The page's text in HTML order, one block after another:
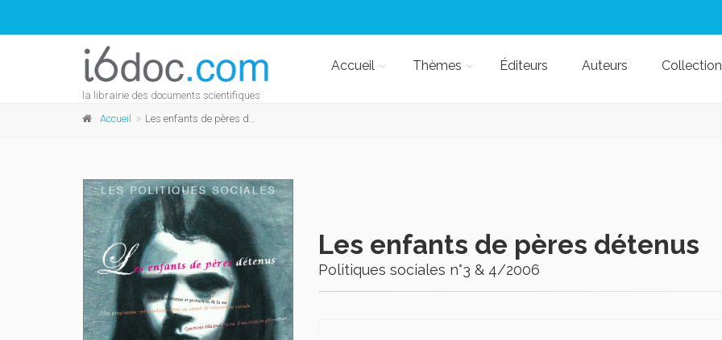
la librairie des documents scientifiques
Accueil Thèmes Éditeurs Auteurs
Accueil Les enfants de pères détenus
Les enfants de pères détenus
Politiques sociales n°3 & 4/2006